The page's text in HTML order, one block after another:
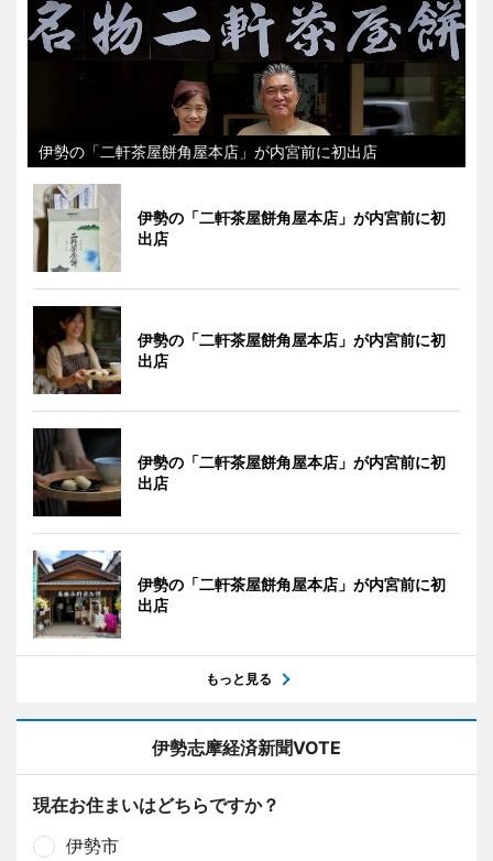
伊勢の「二軒茶屋餅角屋本店」が内宮前に初出店
伊勢の「二軒茶屋餅角屋本店」が内宮前に初
出店
伊勢の「二軒茶屋餅角屋本店」が内宮前に初
出店
伊勢の「二軒茶屋餅角屋本店」が内宮前に初
出店
伊勢の「二軒茶屋餅角屋本店」が内宮前に初
出店
もっと見る
伊勢志摩経済新聞VOTE
現在お住まいはどちらですか？
伊勢市